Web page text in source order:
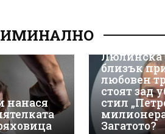
нанася
Люлинска
близък
любовен
стоят зад
стил
Загатото?